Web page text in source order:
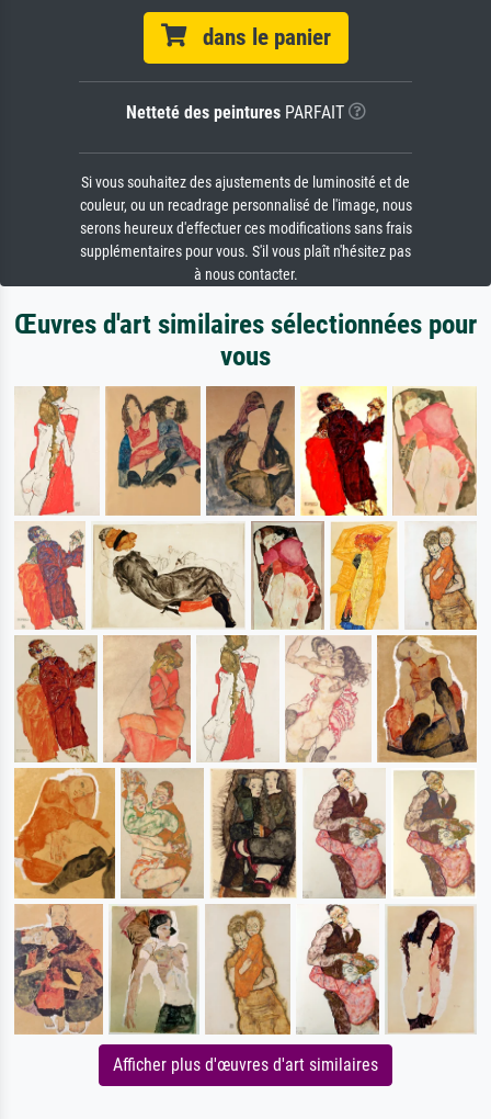
dans le panier
Netteté des peinturesPARFAIT
Si vous souhaitez des ajustements de luminosité et de
couleur, ou un recadrage personnalisé de l'image, nous
serons heureux d'effectuer ces modifications sans frais
supplémentaires pour vous. S'il vous plaît n'hésitez pas
à nous contacter.
Œuvres d'art similaires sélectionnées pour
vous
Afficher plus d'œuvres d'art similaires